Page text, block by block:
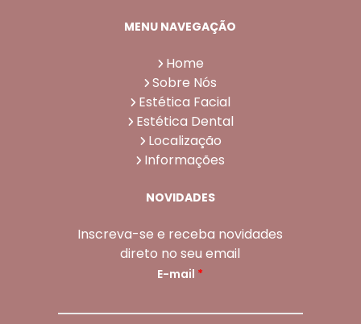
MENU NAVEGAÇÃO
Home
Sobre Nós
Estética Facial
Estética Dental
Localização
Informações
NOVIDADES
Inscreva-se e receba novidades
direto no seu email
E-mail *